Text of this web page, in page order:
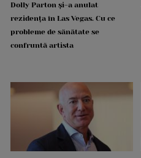
Dolly Parton și-a anulat
rezidența în Las Vegas. Cu ce
probleme de sănătate se
confruntă artista